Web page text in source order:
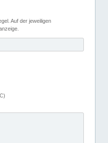
Auf der jeweiligen